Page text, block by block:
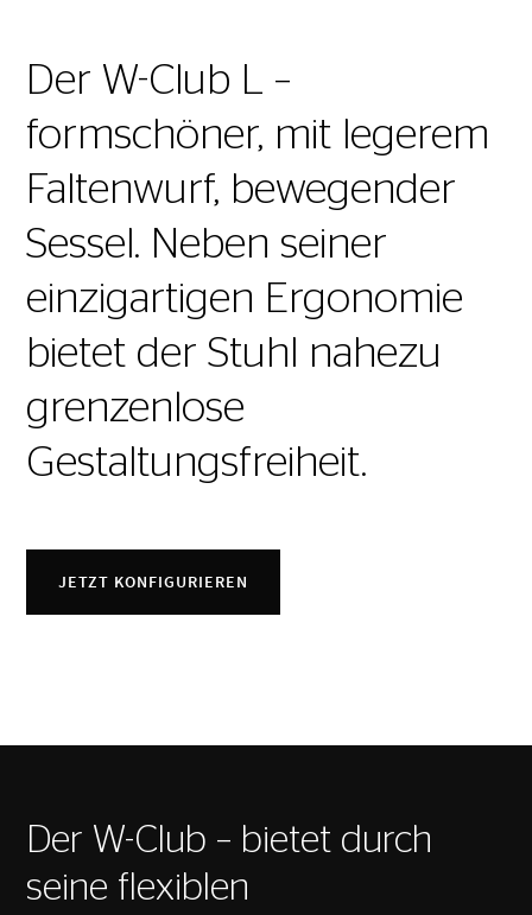
Der W-Club L –
formschöner, mit legerem
Faltenwurf, bewegender
Sessel. Neben seiner
einzigartigen Ergonomie
bietet der Stuhl nahezu
grenzenlose
Gestaltungsfreiheit.
JETZT KONFIGURIEREN
Der W-Club – bietet durch
seine flexiblen